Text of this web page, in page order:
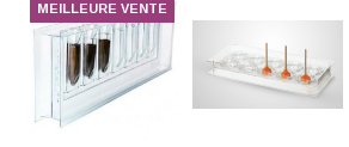
MEILLEURE VENTE